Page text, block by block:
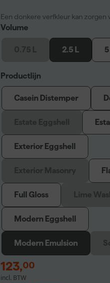
Een donkere verfkleur kan zorgen
Volume
2.5 L
Productlijn
Casein Distemper
Exterior Eggshell
Full Gloss
Modern Eggshell
Modern Emulsion
123,00
incl. BTW